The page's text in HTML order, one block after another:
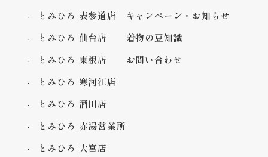
とみひろ 表参道店
とみひろ 仙台店
とみひろ 東根店
とみひろ 寒河江店
とみひろ 酒田店
とみひろ 赤湯営業所
とみひろ 大宮店
キャンペーン・お知らせ
着物の豆知識
お問い合わせ